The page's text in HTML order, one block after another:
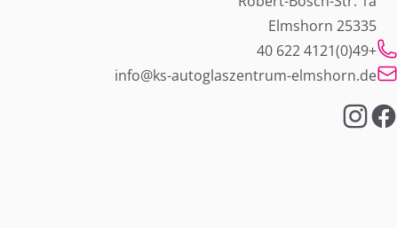
25335 Elmshorn
+49(0)4121 622 40
info@ks-autoglaszentrum-elmshorn.de
Facebook
Instagram